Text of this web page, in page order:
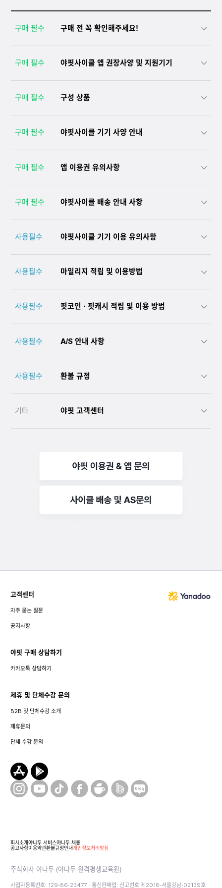
구매 필수 구매 전 꼭 확인해주세요!
구매 필수 야핏사이클 앱 권장사양 및 지원기기
구매 필수 구성 상품
구매 필수 야핏사이클 기기 사양 안내
구매 필수 앱 이용권 유의사항
구매 필수 야핏사이클 배송 안내 사항
사용필수 야핏사이클 기기 이용 유의사항
사용필수 마일리지 적립 및 이용방법
사용필수 핏코인 · 핏캐시 적립 및 이용 방법
사용필수 A/S 안내 사항
사용필수 환불 규정
기타 야핏 고객센터
고객센터
자주 묻는 질문
공지사항
야핏 구매 상담하기
카카오톡 상담하기
제휴 및 단체수강 문의
B2B 및 단체수강 소개
제휴문의
단체 수강 문의
회사소개야나두 서비스야나두 채용
공고사항이용약관환불규정안내개인정보처리방침
주식회사 야나두 (야나두 원격평생교육원)
사업자등록번호: 129-86-23477 · 통신판매업: 신고번호 제2018-서울강남-02139호